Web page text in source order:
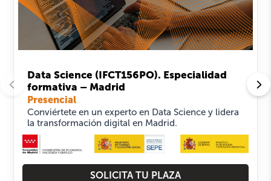
Data Science (IFCT156PO). Especialidad
formativa – Madrid
Presencial
Conviértete en un experto en Data Science y lidera
la transformación digital en Madrid.
SOLICITA TU PLAZA